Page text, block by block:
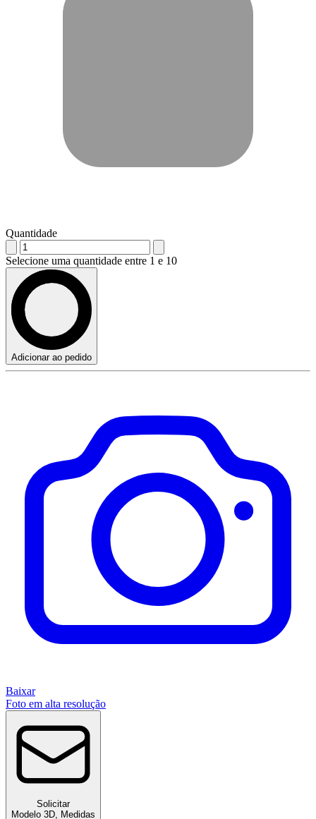
Quantidade
Selecione uma quantidade entre 1 e 10
Adicionar ao pedido
Baixar
Foto em alta resolução
Solicitar
Modelo 3D
Medidas